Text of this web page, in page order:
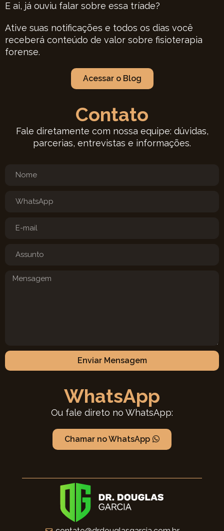
E ai, já ouviu falar sobre essa tríade?
Ative suas notificações e todos os dias você
receberá conteúdo de valor sobre fisioterapia
forense.
Acessar o Blog
Contato
Fale diretamente com nossa equipe: dúvidas,
parcerias, entrevistas e informações.
Enviar Mensagem
WhatsApp
Ou fale direto no WhatsApp:
Chamar no WhatsApp